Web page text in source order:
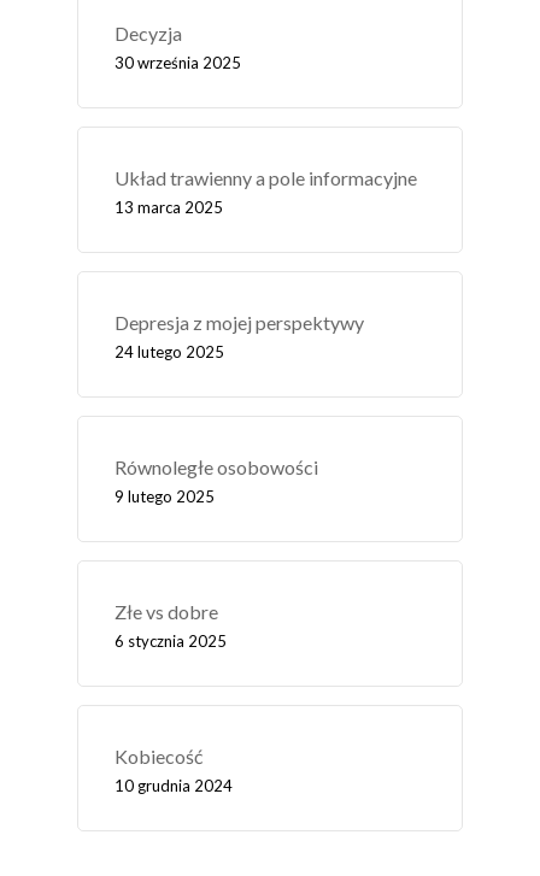
Decyzja
30 września 2025
Układ trawienny a pole informacyjne
13 marca 2025
Depresja z mojej perspektywy
24 lutego 2025
Równoległe osobowości
9 lutego 2025
Złe vs dobre
6 stycznia 2025
Kobiecość
10 grudnia 2024